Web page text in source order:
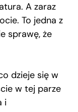
A zaraz
To jedna z
sprawę, że
dzieje się w
w tej parze
i